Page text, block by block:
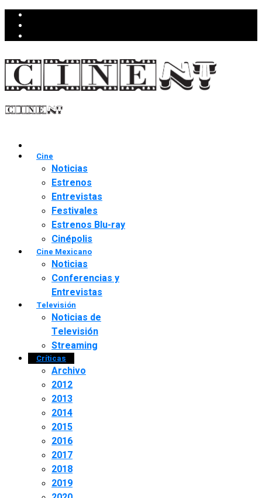
Cine
Noticias
Estrenos
Entrevistas
Festivales
Estrenos Blu-ray
Cinépolis
Cine Mexicano
Noticias
Conferencias y
Entrevistas
Televisión
Noticias de
Televisión
Streaming
Críticas
Archivo
2012
2013
2014
2015
2016
2017
2018
2019